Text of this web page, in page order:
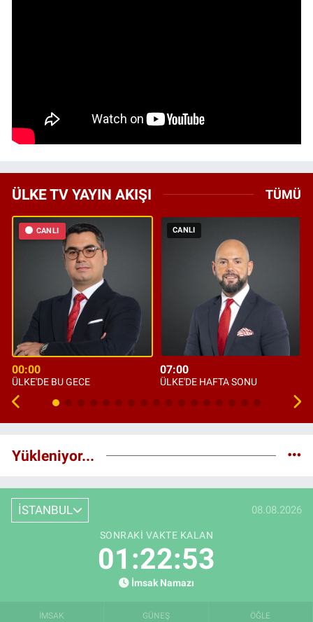
ÜLKE TV YAYIN AKIŞI TÜMÜ
CANLI
00:00
ÜLKE'DE BU GECE
CANLI
07:00
ÜLKE'DE HAFTA SONU
Yükleniyor...
İSTANBUL 08.08.2026
SONRAKI VAKTE KALAN
01:22:52
İmsak Namazı
İMSAK GÜNEŞ ÖĞLE